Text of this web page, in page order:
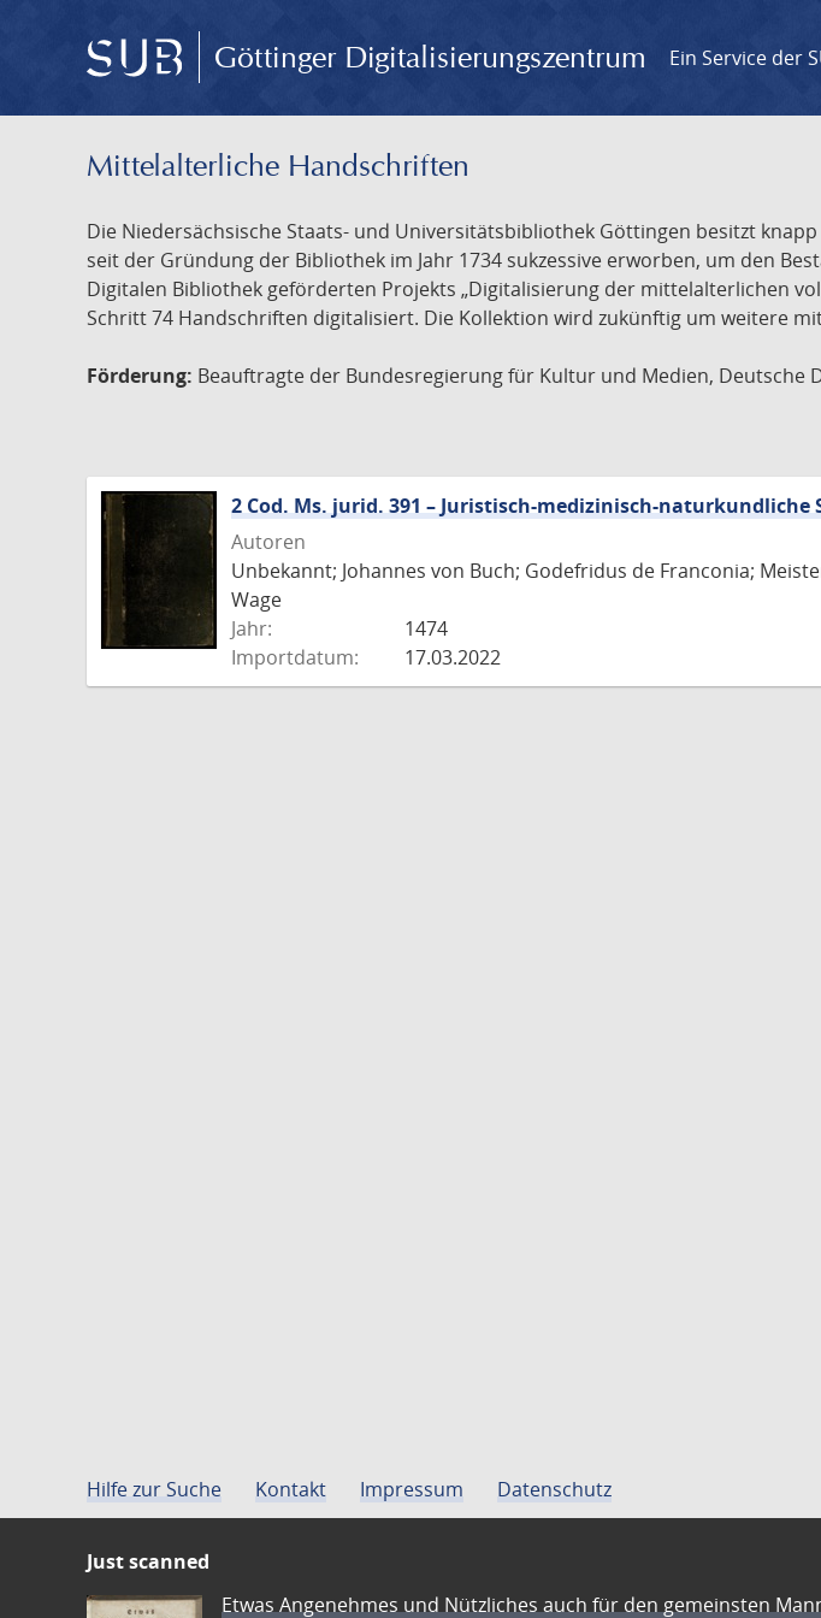
Göttinger Digitalisierungszentrum Ein Service der
Mittelalterliche Handschriften
Die Niedersächsische Staats- und Universitätsbibliothek Göttingen besitzt
seit der Gründung der Bibliothek im Jahr 1734 sukzessive erworben, um den
Digitalen Bibliothek geförderten Projekts „Digitalisierung der mittelalterlichen
Schritt 74 Handschriften digitalisiert. Die Kollektion wird zukünftig um weitere
Förderung: Beauftragte der Bundesregierung für Kultur und Medien, Deutsche
2 Cod. Ms. jurid. 391 – Juristisch-medizinisch-
Autoren
Unbekannt; Johannes von Buch; Godefridus de Franconia;
Wage
Jahr:
1474
Importdatum:
17.03.2022
Hilfe zur Suche Kontakt Impressum Datenschutz
Just scanned
Etwas Angenehmes und Nützliches auch für den gemeinsten